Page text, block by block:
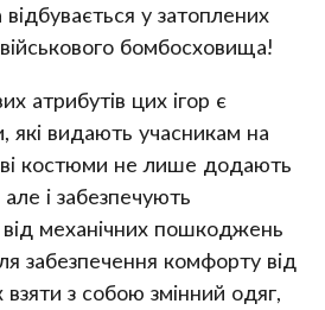
у затоплених
бомбосховища!
атрибутів цих ігор є
які видають учасникам на
костюми не лише додають
і забезпечують
механічних пошкоджень
забезпечення комфорту від
з собою змінний одяг,